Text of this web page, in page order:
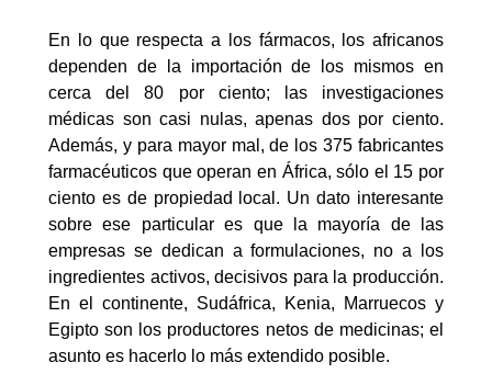
En lo que respecta a los fármacos, los africanos
dependen de la importación de los mismos en
cerca del 80 por ciento; las investigaciones
médicas son casi nulas, apenas dos por ciento.
Además, y para mayor mal, de los 375 fabricantes
farmacéuticos que operan en África, sólo el 15 por
ciento es de propiedad local. Un dato interesante
sobre ese particular es que la mayoría de las
empresas se dedican a formulaciones, no a los
ingredientes activos, decisivos para la producción.
En el continente, Sudáfrica, Kenia, Marruecos y
Egipto son los productores netos de medicinas; el
asunto es hacerlo lo más extendido posible.